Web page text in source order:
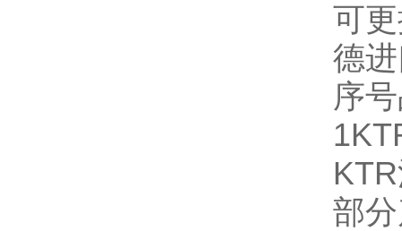
可
德
序号
1
部